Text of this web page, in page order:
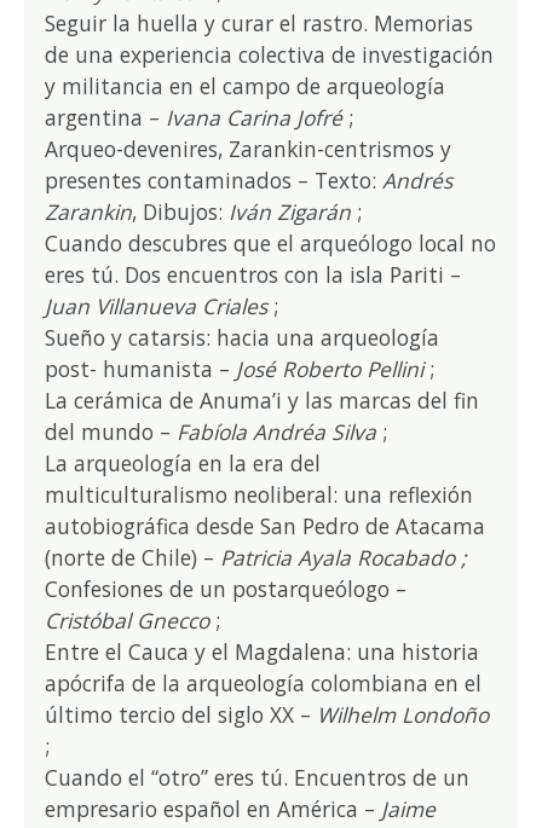
Seguir la huella y curar el rastro. Memorias
de una experiencia colectiva de investigación
y militancia en el campo de arqueología
argentina – Ivana Carina Jofré;
Arqueo-devenires, Zarankin-centrismos y
presentes contaminados – Texto:Andrés
Zarankin, Dibujos: Iván Zigarán ;
Cuando descubres que el arqueólogo local no
eres tú. Dos encuentros con la isla Pariti –
Juan Villanueva Criales;
Sueño y catarsis: hacia una arqueología
post- humanista – José Roberto Pellini;
La cerámica de Anuma’i y las marcas del fin
del mundo – Fabíola Andréa Silva ;
La arqueología en la era del
multiculturalismo neoliberal: una reflexión
autobiográfica desde San Pedro de Atacama
(norte de Chile) – Patricia Ayala Rocabado ;
Confesiones de un postarqueólogo –
Cristóbal Gnecco;
Entre el Cauca y el Magdalena: una historia
apócrifa de la arqueología colombiana en el
último tercio del siglo XX – Wilhelm Londoño
;
Cuando el “otro” eres tú. Encuentros de un
empresario español en América – Jaime